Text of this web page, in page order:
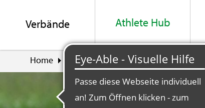
Ver­bän­de Ath­le­te Hub
Home Ath­le­te Hub Er­zie­hungs­be­rech­tig­te